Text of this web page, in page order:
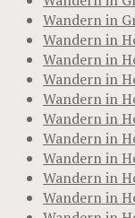
Wandern in
Wandern in
Wandern in
Wandern in
Wandern in
Wandern in
Wandern in
Wandern in
Wandern in
Wandern in